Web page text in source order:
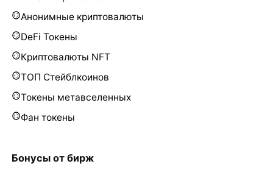
Анонимные криптовалюты
DeFi Токены
Криптовалюты NFT
ТОП Стейблкоинов
Токены метавселенных
Фан токены
Бонусы от бирж